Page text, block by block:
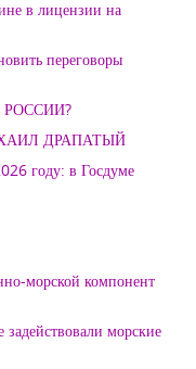
в лицензии на
переговоры
ДРАПАТЫЙ
году: в Госдуме
морской компонент
морские